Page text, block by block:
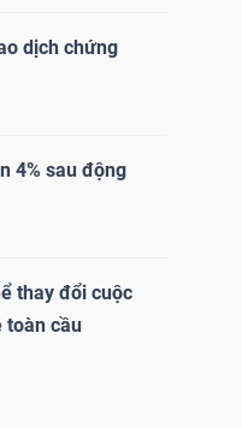
dịch chứng
4% sau động
thay đổi cuộc
toàn cầu